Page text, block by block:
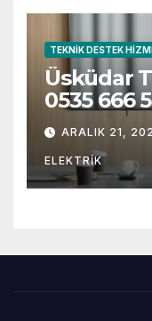
TEKNIK DESTEK
Üsküdar
0535 666
ARALIK 21,
ELEKTRIK